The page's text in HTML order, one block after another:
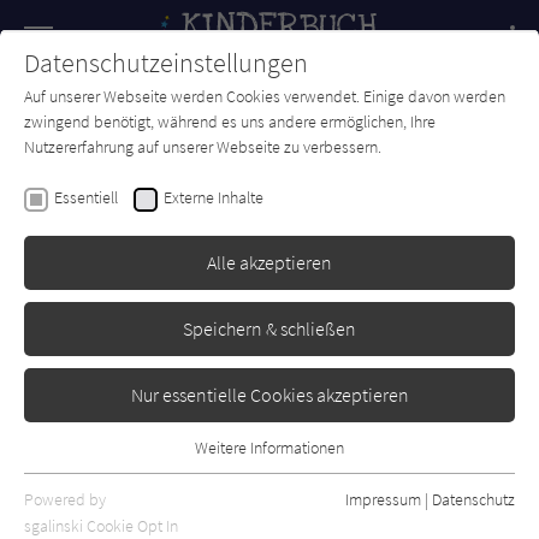
SUCHE Forum Charts Newsletter
Angela Sommer-Bodenburg
Der kleine Vampir und die
Frage aller Fragen
Rowohlt Rotfuchs
Datenschutzeinstellungen
Auf unserer Webseite werden Cookies verwendet. Einige davon werden
zwingend benötigt, während es uns andere ermöglichen, Ihre
Nutzererfahrung auf unserer Webseite zu verbessern.
Essentiell Externe Inhalte
Alle akzeptieren
Speichern & schließen
Nur essentielle Cookies akzeptieren
Essentielle Cookies werden für grundlegende Funktionen der
Webseite benötigt. Dadurch ist gewährleistet, dass die Webseite
Weitere Informationen
Powered by
sgalinski Cookie Opt In
Impressum | Datenschutz